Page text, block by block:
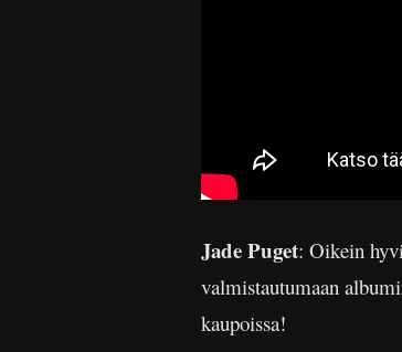
Jade Puget: Oikein
valmistautumaan
kaupoissa!